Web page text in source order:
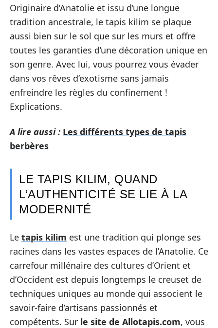
Originaire d’Anatolie et issu d’une longue
tradition ancestrale, le tapis kilim se plaque
aussi bien sur le sol que sur les murs et offre
toutes les garanties d’une décoration unique en
son genre. Avec lui, vous pourrez vous évader
dans vos rêves d’exotisme sans jamais
enfreindre les règles du confinement !
Explications.
A lire aussi : Les différents types de tapis
berbères
LE TAPIS KILIM, QUAND
L’AUTHENTICITÉ SE LIE À LA
MODERNITÉ
Le tapis kilim est une tradition qui plonge ses
racines dans les vastes espaces de l’Anatolie. Ce
carrefour millénaire des cultures d’Orient et
d’Occident est depuis longtemps le creuset de
techniques uniques au monde qui associent le
savoir-faire d’artisans passionnés et
compétents. Sur le site de Allotapis.com, vous